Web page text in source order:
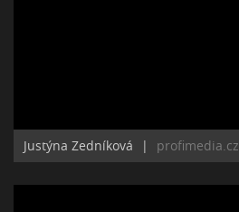
Justýna Zedníková | profimedia.cz